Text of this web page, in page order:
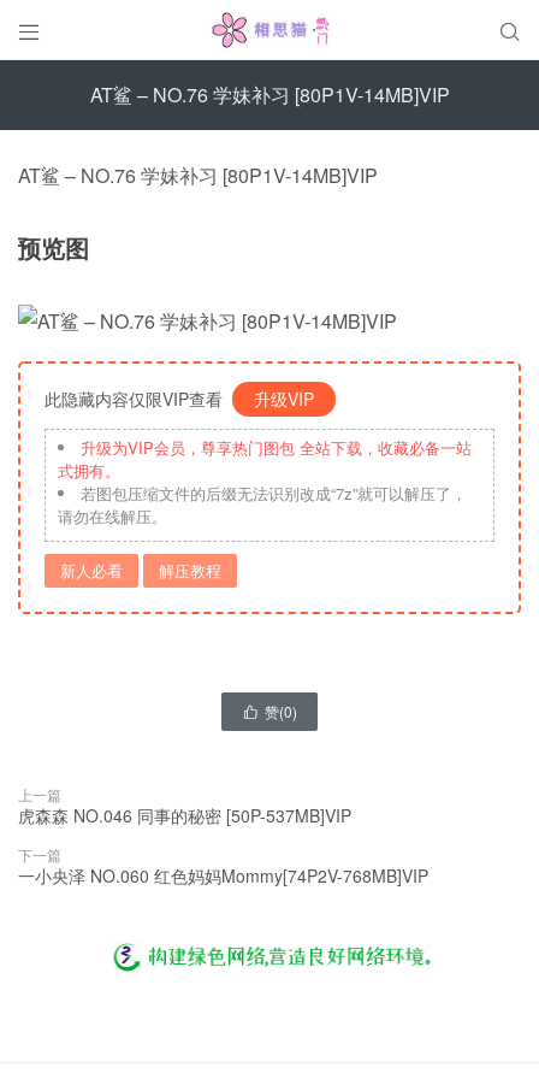
 
AT鲨 – NO.76 学妹补习 [80P1V-14MB]VIP
AT鲨 – NO.76 学妹补习 [80P1V-14MB]VIP
预览图
此隐藏内容仅限VIP查看 升级VIP
升级为VIP会员，尊享热门图包 全站下载，收藏必备一站
式拥有。
若图包压缩文件的后缀无法识别改成“7z”就可以解压了，
请勿在线解压。
新人必看 解压教程
 赞(0)
上一篇
虎森森 NO.046 同事的秘密 [50P-537MB]VIP
下一篇
一小央泽 NO.060 红色妈妈Mommy[74P2V-768MB]VIP